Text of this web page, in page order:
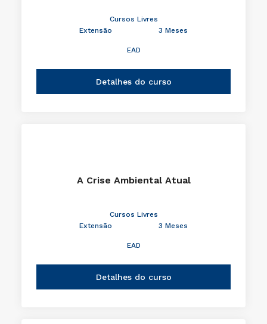
Cursos Livres
Extensão
3 Meses
EAD
Detalhes do curso
A Crise Ambiental Atual
Cursos Livres
Extensão
3 Meses
EAD
Detalhes do curso